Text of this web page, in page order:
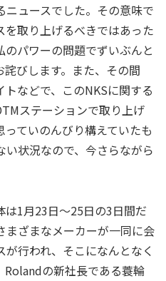
ニュースでした。その意味で
取り上げるべきではあった
パワーの問題でずいぶんと
びします。また、その間
などで、このNKSに関する
ステーションで取り上げ
ていのんびり構えていたも
状況なので、今さらながら
は1月23日～25日の3日間だ
まざまなメーカーが一同に会
行われ、そこになんとなく
の新社長である蓑輪